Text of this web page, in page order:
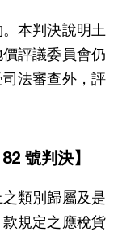
本判決說明土
評議委員會仍
法審查外，評
號判決】
類別歸屬及是
規定之應稅貨